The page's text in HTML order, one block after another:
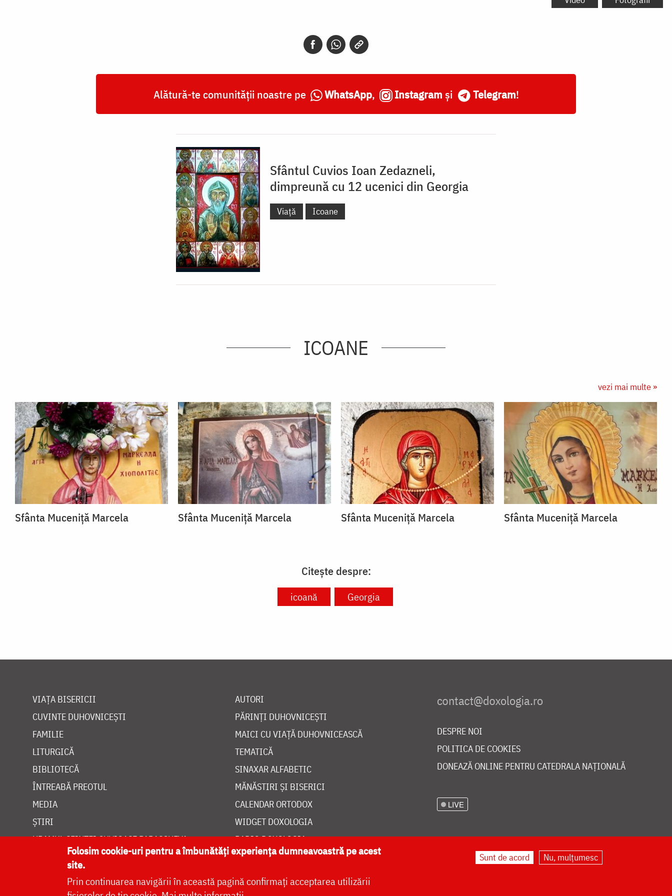
Alătură-te comunității noastre pe WhatsApp, Instagram și Telegram!
Sfântul Cuvios Ioan Zedazneli,
dimpreună cu 12 ucenici din Georgia
Viață Icoane
ICOANE
vezi mai multe »
Sfânta Muceniță Marcela Sfânta Muceniță Marcela Sfânta Muceniță Marcela Sfânta Muceniță Marcela
Citește despre:
icoană Georgia
VIAȚA BISERICII
CUVINTE DUHOVNICEȘTI
FAMILIE
LITURGICĂ
BIBLIOTECĂ
ÎNTREABĂ PREOTUL
MEDIA
ȘTIRI
HRAMUL SFINTEI CUVIOASE PARASCHEVA
AUTORI
PĂRINȚI DUHOVNICEȘTI
MAICI CU VIAȚĂ DUHOVNICEASCĂ
TEMATICĂ
SINAXAR ALFABETIC
MĂNĂSTIRI ȘI BISERICI
CALENDAR ORTODOX
WIDGET DOXOLOGIA
RADIO DOXOLOGIA
DESPRE NOI
POLITICA DE COOKIES
DONEAZĂ ONLINE PENTRU CATEDRALA NAȚIONALĂ
LIVE
Folosim cookie-uri pentru a îmbunătăți experiența dumneavoastră pe acest
site.
Prin continuarea navigării în această pagină confirmați acceptarea utilizării
Sunt de acord Nu, mulțumesc